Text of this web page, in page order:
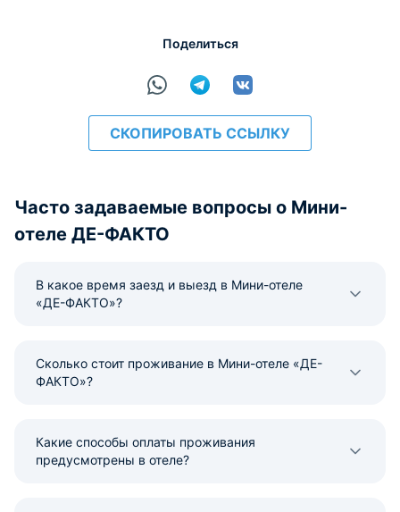
Поделиться
СКОПИРОВАТЬ ССЫЛКУ
Часто задаваемые вопросы о Мини-
отеле ДЕ-ФАКТО
В какое время заезд и выезд в Мини-отеле
«ДЕ-ФАКТО»?
Сколько стоит проживание в Мини-отеле «ДЕ-
ФАКТО»?
Какие способы оплаты проживания
предусмотрены в отеле?